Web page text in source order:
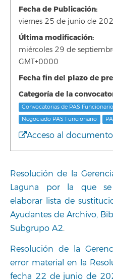
Fecha de Publicación:
viernes 25 de junio de
Última modificación:
miércoles 29 de
GMT+0000
Fecha fin del plazo de
Categoría de la
Convocatorias de PAS Funcionario
Negociado PAS Funcionario
Acceso al
Resolución de la
Laguna por la que
elaborar lista de
Ayudantes de Archivo,
Subgrupo A2.
Resolución de la
error material en la
fecha 22 de junio de